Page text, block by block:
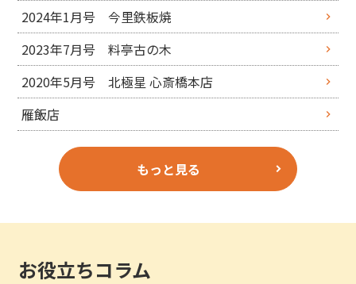
2024年1月号 今里鉄板焼
2023年7月号 料亭古の木
2020年5月号 北極星 心斎橋本店
雁飯店
もっと見る
お役立ちコラム